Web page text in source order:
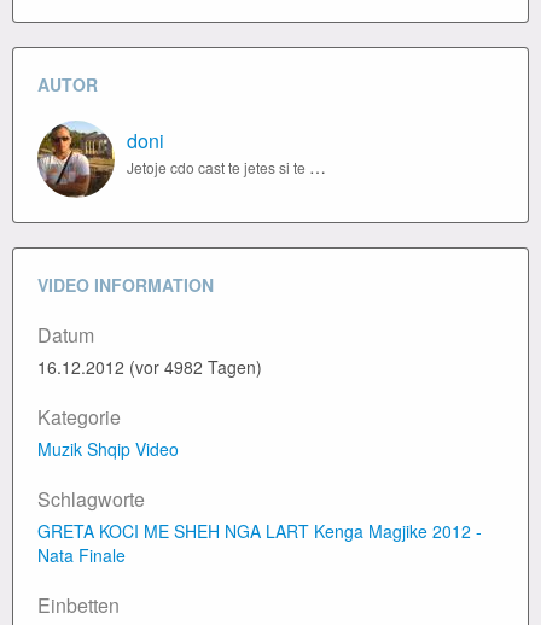
AUTOR
doni
Jetoje cdo cast te jetes si te ishte i fundit
VIDEO INFORMATION
Datum
16.12.2012 (vor 4982 Tagen)
Kategorie
Muzik Shqip Video
Schlagworte
GRETA KOCI ME SHEH NGA LART Kenga Magjike 2012 -
Nata Finale
Einbetten